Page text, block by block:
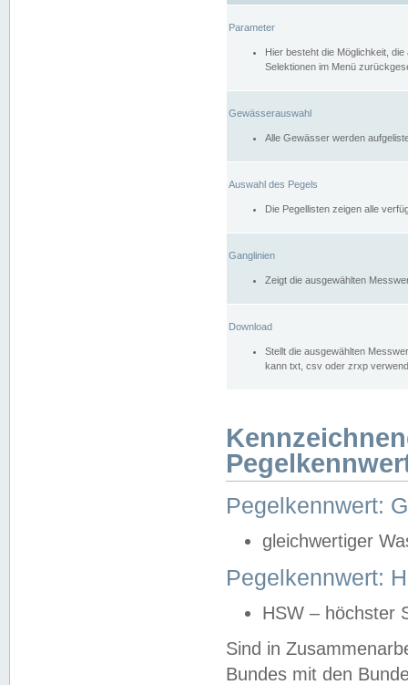
Parameter
Hier besteht die Möglichkeit,
Selektionen im Menü
Gewässerauswahl
Alle Gewässer werden
Auswahl des Pegels
Die Pegellisten zeigen alle
Ganglinien
Zeigt die ausgewählten
Download
Stellt die ausgewählten
kann txt, csv oder zrxp
Pegelkennwert:
gleichwertiger
Pegelkennwert:
HSW – höchster
Sind in
Bundes mit den